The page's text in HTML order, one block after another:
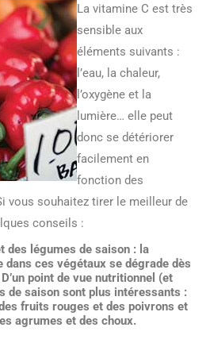
La vitamine C est très
sensible aux
éléments suivants :
l’eau, la chaleur,
l’oxygène et la
lumière… elle peut
donc se détériorer
facilement en
fonction des
vous souhaitez tirer le meilleur de
conseils :
des légumes de saison : la
dans ces végétaux se dégrade dès
point de vue nutritionnel (et
de saison sont plus intéressants :
fruits rouges et des poivrons et
agrumes et des choux.